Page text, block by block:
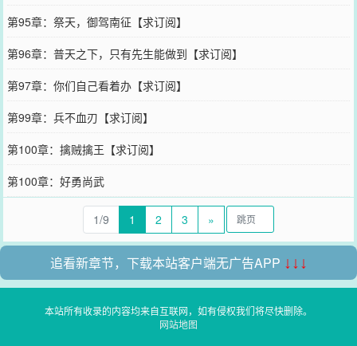
第95章：祭天，御驾南征【求订阅】
第96章：普天之下，只有先生能做到【求订阅】
第97章：你们自己看着办【求订阅】
第99章：兵不血刃【求订阅】
第100章：擒贼擒王【求订阅】
第100章：好勇尚武
1/9 1 2 3 »
追看新章节，下载本站客户端无广告APP ↓↓↓
本站所有收录的内容均来自互联网，如有侵权我们将尽快删除。
网站地图